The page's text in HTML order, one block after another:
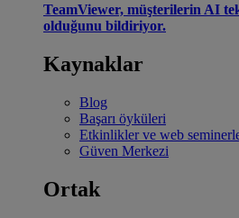
TeamViewer, müşterilerin AI
olduğunu bildiriyor.
Kaynaklar
Blog
Başarı öyküleri
Etkinlikler ve web
Güven Merkezi
Ortak